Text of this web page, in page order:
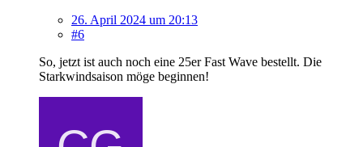
26. April 2024 um 20:13
#6
So, jetzt ist auch noch eine 25er Fast Wave bestellt. Die
Starkwindsaison möge beginnen!